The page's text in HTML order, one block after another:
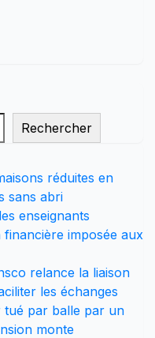
Rechercher
réduites en
sans abri
enseignants
imposée aux
relance la liaison
les échanges
tué par balle par un
monte